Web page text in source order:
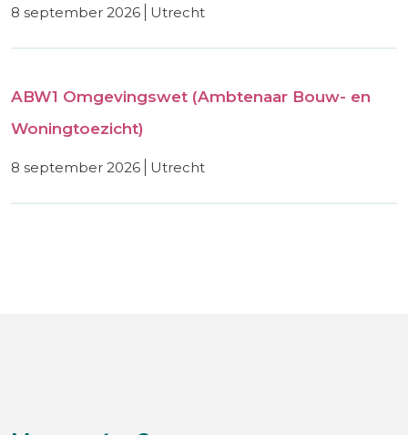
8 september 2026 utrecht
ABW1 Omgevingswet (Ambtenaar Bouw- en
Woningtoezicht)
8 september 2026 utrecht